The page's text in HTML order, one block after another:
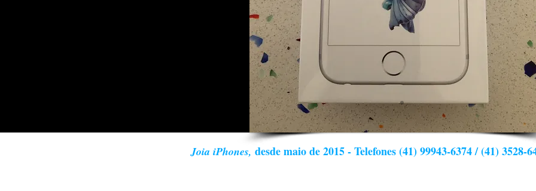
Joia iPhones, desde maio de 2015 - Telefones (41) 99943-6374 / (41) 3528-